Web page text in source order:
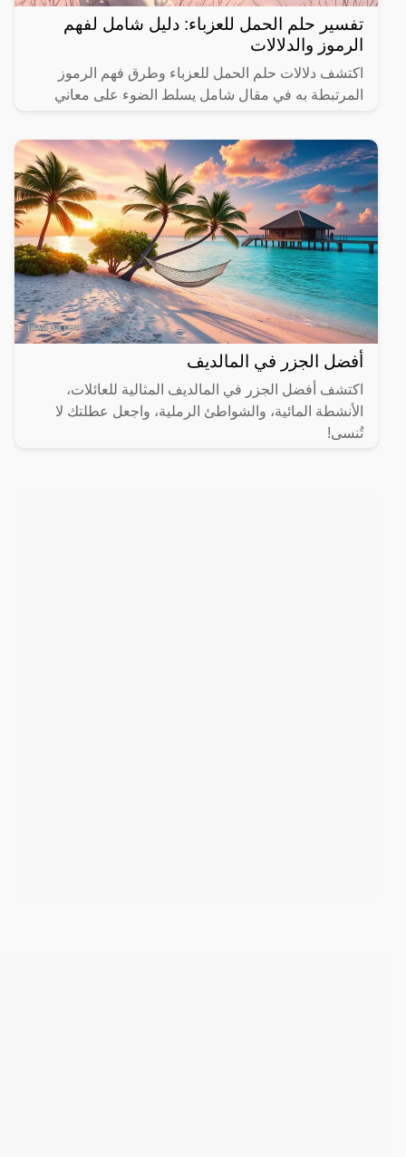
تفسير حلم الحمل للعزباء: دليل شامل لفهم
الرموز والدلالات
اكتشف دلالات حلم الحمل للعزباء وطرق فهم الرموز
المرتبطة به في مقال شامل يسلط الضوء على معاني
أفضل الجزر في المالديف
اكتشف أفضل الجزر في المالديف المثالية للعائلات،
الأنشطة المائية، والشواطئ الرملية، واجعل عطلتك لا
تُنسى!